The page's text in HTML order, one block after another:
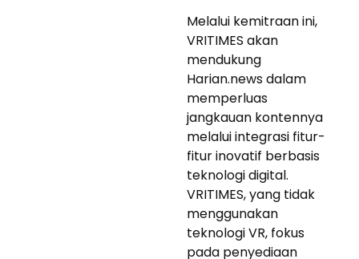
Melalui kemitraan ini,
VRITIMES akan
mendukung
Harian.news dalam
memperluas
jangkauan kontennya
melalui integrasi fitur-
fitur inovatif berbasis
teknologi digital.
VRITIMES, yang tidak
menggunakan
teknologi VR, fokus
pada penyediaan